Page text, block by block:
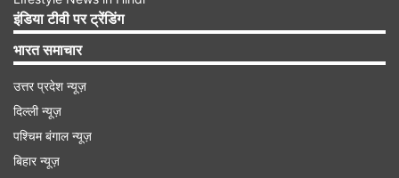
इंडिया टीवी पर ट्रेंडिंग
भारत समाचार
उत्तर प्रदेश न्यूज़
दिल्ली न्यूज़
पश्चिम बंगाल न्यूज़
बिहार न्यूज़